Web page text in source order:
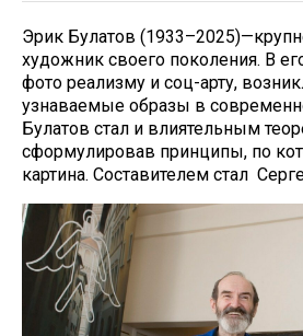
Эрик Булатов
художник своего поколения. В
фото реализму и соц-арту,
узнаваемые образы в
Булатов стал и влиятельным
сформулировав принципы, по
картина. Составителем стал